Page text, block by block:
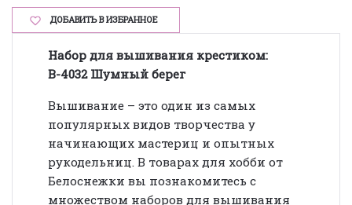
ДОБАВИТЬ В ИЗБРАННОЕ
Набор для вышивания крестиком:
В-4032 Шумный берег
Вышивание – это один из самых
популярных видов творчества у
начинающих мастериц и опытных
рукодельниц. В товарах для хобби от
Белоснежки вы познакомитесь с
множеством наборов для вышивания